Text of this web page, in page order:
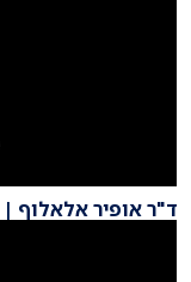
ד"ר אופיר אלאלוף